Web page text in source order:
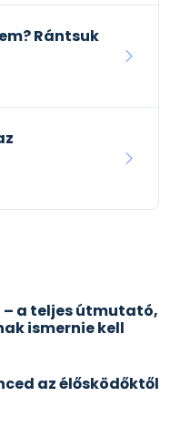
Rántsuk
– a teljes útmutató,
ismernie kell
az élősködőktől